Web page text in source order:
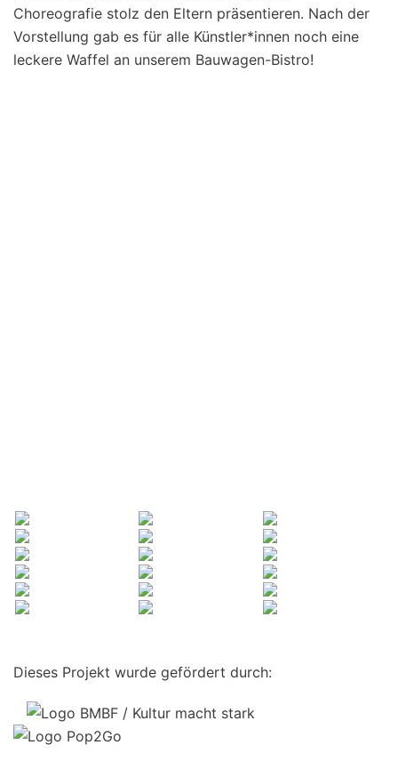
Choreografie stolz den Eltern präsentieren. Nach der
Vorstellung gab es für alle Künstler*innen noch eine
leckere Waffel an unserem Bauwagen-Bistro!
Dieses Projekt wurde gefördert durch: